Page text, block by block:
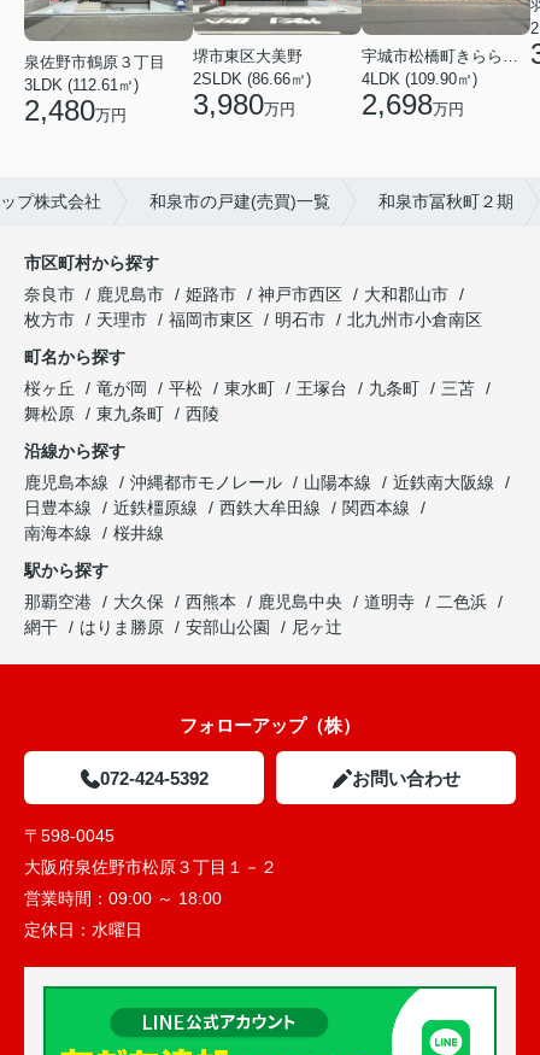
泉佐野市鶴原３丁目
3LDK (112.61㎡)
2,480万円
堺市東区大美野
2SLDK (86.66㎡)
3,980万円
宇城市松橋町きらら３丁目
4LDK (109.90㎡)
2,698万円
プ株式会社 和泉市の戸建(売買)一覧 和泉市冨秋町２期
市区町村から探す
奈良市
鹿児島市 姫路市 神戸市西区
大和郡山市
枚方市
天理市 福岡市東区 明石市
北九州市小倉南区
町名から探す
桜ヶ丘
竜が岡 平松 東水町 王塚台 九条町
三苫
舞松原
東九条町
西陵
沿線から探す
鹿児島本線
沖縄都市モノレール 山陽本線
近鉄南大阪線
日豊本線
近鉄橿原線 西鉄大牟田線
関西本線
南海本線
桜井線
駅から探す
那覇空港
大久保 西熊本 鹿児島中央 道明寺
二色浜
網干
はりま勝原 安部山公園 尼ヶ辻
フォローアップ（株）
072-424-5392 お問い合わせ
〒598-0045
大阪府泉佐野市松原３丁目１－２
営業時間： 09:00 ～ 18:00
定休日： 水曜日